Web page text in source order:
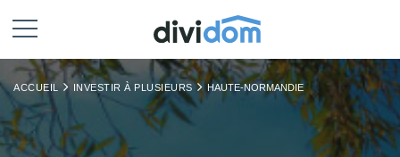
ACCUEIL INVESTIR À PLUSIEURS HAUTE-NORMANDIE